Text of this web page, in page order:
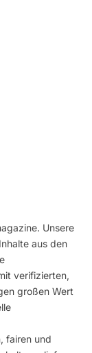
Unsere
aus den
verifizierten,
großen Wert
fairen und